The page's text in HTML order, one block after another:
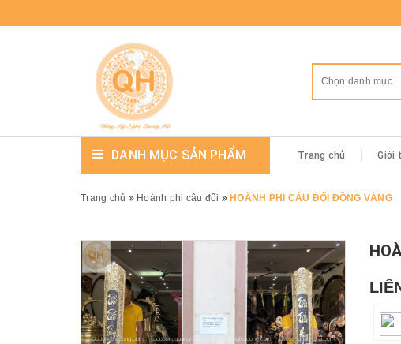
Chọn danh mục
DANH MỤC SẢN PHẨM Trang chủ Giới
Trang chủ Hoành phi câu đối HOÀNH PHI CÂU ĐỐI ĐỒNG VÀNG